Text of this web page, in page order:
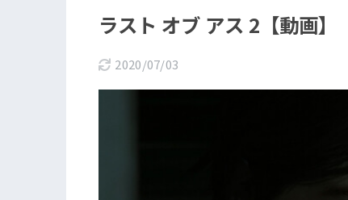
ラスト オブ アス 2【動画】
2020/07/03